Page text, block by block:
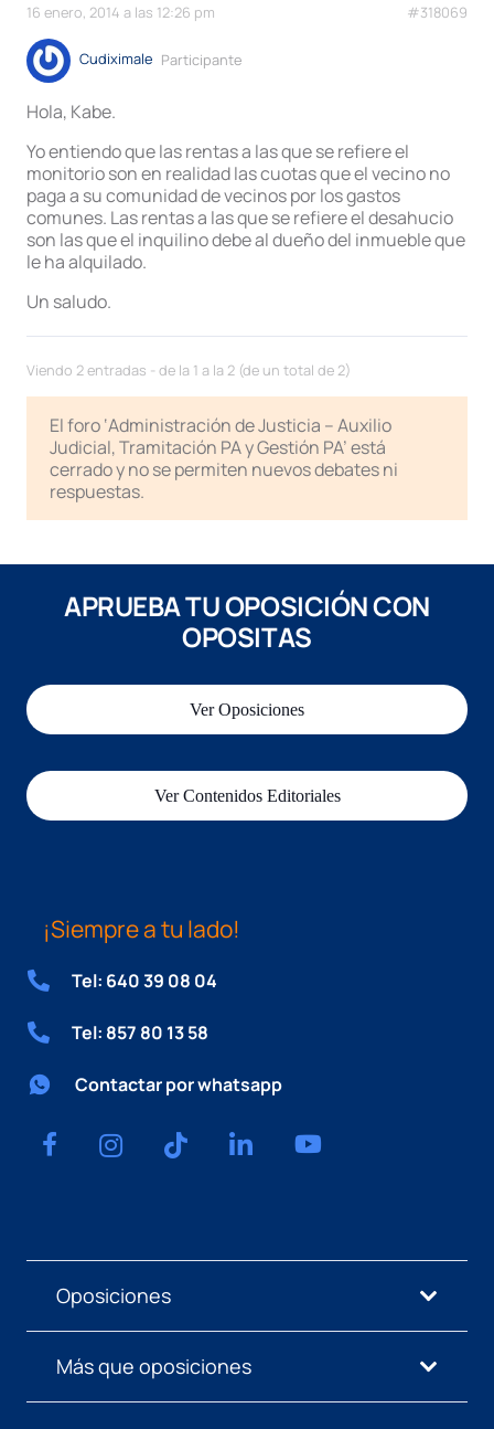
16 enero, 2014 a las 12:26 pm #318069
Cudiximale Participante
Hola, Kabe.
Yo entiendo que las rentas a las que se refiere el
monitorio son en realidad las cuotas que el vecino no
paga a su comunidad de vecinos por los gastos
comunes. Las rentas a las que se refiere el desahucio
son las que el inquilino debe al dueño del inmueble que
le ha alquilado.
Un saludo.
Viendo 2 entradas - de la 1 a la 2 (de un total de 2)
El foro ‘Administración de Justicia – Auxilio
Judicial, Tramitación PA y Gestión PA’ está
cerrado y no se permiten nuevos debates ni
respuestas.
APRUEBA TU OPOSICIÓN CON
OPOSITAS
Ver Oposiciones
Ver Contenidos Editoriales
¡Siempre a tu lado!
Tel: 640 39 08 04
Tel: 857 80 13 58
Contactar por whatsapp
Oposiciones
Más que oposiciones